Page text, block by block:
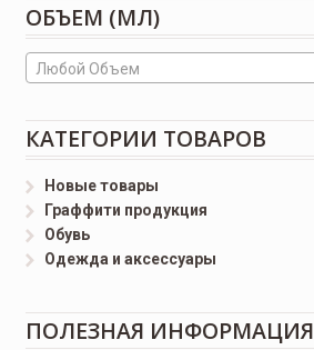
ОБЪЕМ (МЛ)
Любой Объем
КАТЕГОРИИ ТОВАРОВ
Новые товары
Граффити продукция
Обувь
Одежда и аксессуары
ПОЛЕЗНАЯ ИНФОРМАЦИЯ